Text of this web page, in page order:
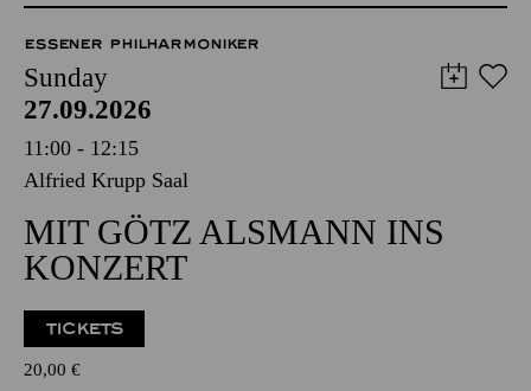
ESSENER PHILHARMONIKER
Sunday
27.09.2026
11:00 - 12:15
Alfried Krupp Saal
MIT GÖTZ ALSMANN INS
KONZERT
TICKETS
20,00 €